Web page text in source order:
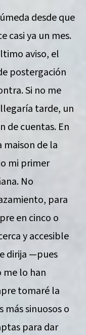
desde que
casi ya un mes.
aviso, el
postergación
Si no me
tarde, un
de cuentas. En
maison de la
mi primer
No
para
en cinco o
y accesible
dirija —pues
me lo han
tomaré la
sinuosos o
para dar